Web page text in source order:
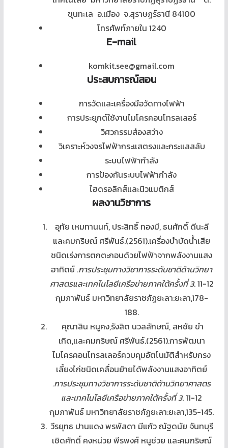
ขุนทะเล อ.เมือง จ.สุราษฏร์ธานี 84100
โทรศัพท์ภายใน 1240
E-mail
komkit.see@gmail.com
ประสบการณ์สอน
การวัดและเครื่องมือวัดทางไฟฟ้า
การประยุกต์ใช้งานไมโครคอนโทรลเลอร์
วิศวกรรมส่องสว่าง
วิเคราะห์วงจรไฟฟ้ากระแสตรงและกระแสสลับ
ระบบไฟฟ้ากำลัง
การป้องกันระบบไฟฟ้ากำลัง
ไฮดรอลิกส์และนิวแมติกส์
ผลงานวิชาการ
อุทัย เหมทานนท์, ประสิทธิ์ ทองมี, ธนศักดิ์ ดีนะลี
และคมกริษณ์ ศรีพันธ์.(2561).เครื่องบำบัดน้ำเสีย
ชนิดเร่งการตกตะกอนด้วยไฟฟ้าจากพลังงานแสง
อาทิตย์ .การประชุมทางวิชาการระดับชาติด้านวิทยา
ศาสตรและเทคโนโลยีเครือข่ายภาคใต้ครั้งที่ 3. 11-12
กุมภาพันธ์ มหาวิทยาลัยราชภัฏยะลา:ยะลา,178-
188.
คุณาสิน หนูคง,รังสิต นวลลักษณ์, สหชัย ขำ
เกิด,และคมกริษณ์ ศรีพันธ์.(2561).การพัฒนา
ไมโครคอนโทรลเลอร์ควบคุมอัตโนมัติสำหรับกรง
เลี้ยงไก่ชนิดเคลื่อนย้ายได้พลังงานแสงอาทิตย์
.การประชุมทางวิชาการระดับชาติด้านวิทยาศาสตร
และเทคโนโลยีเครือข่ายภาคใต้ครั้งที่ 3. 11-12
กุมภาพันธ์ มหาวิทยาลัยราชภัฏยะลา:ยะลา,135-145.
วีรยุทธ ปานแดง พรพัสดา มีแก้ว ณัฐดนัย จันทบุรี
เชิดศักดิ์ คงหน่วย พีรพงศ์ หนูช่วย และคมกริษณ์